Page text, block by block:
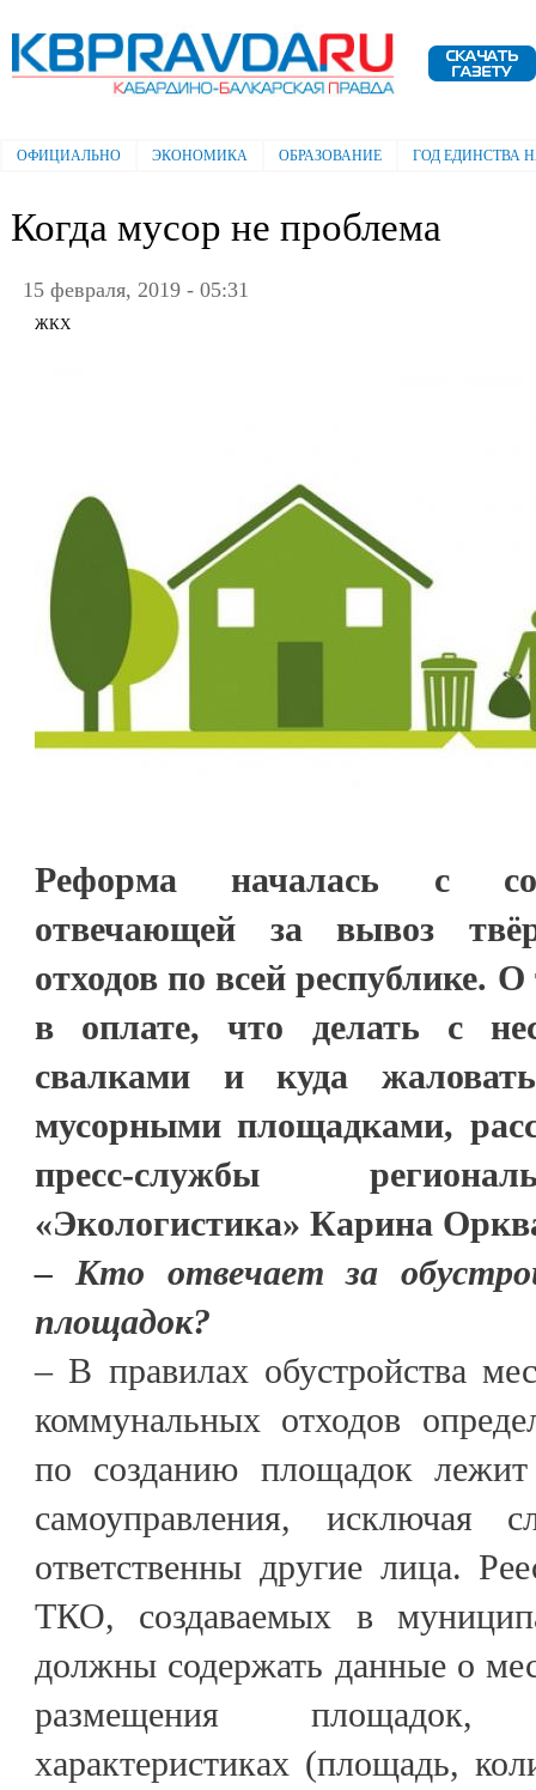
Электронная газета "Кабардино-
Балкарская правда"
Главное меню
ОФИЦИАЛЬНО ЭКОНОМИКА ОБРАЗОВАНИЕ ГОД ЕДИНСТВА
Когда мусор не проблема
15 февраля, 2019 - 05:31
ЖКХ
Реформа началась с
отвечающей за вывоз
отходов по всей республике.
в оплате, что делать с
свалками и куда
мусорными площадками,
пресс-службы
«Экологистика» Карина
– Кто отвечает за
площадок?
– В правилах обустройства
коммунальных отходов
по созданию площадок лежит
самоуправления, исключая
ответственны другие лица.
ТКО, создаваемых в
должны содержать данные о
размещения
характеристиках (площадь,